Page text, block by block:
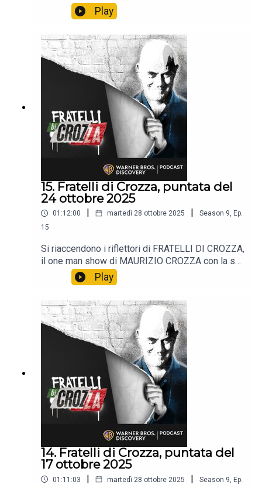
immancabile satira.📺 Non perdere i nuovi episodi
tutti i venerdì alle 21:40 solo sul Nove e in
streaming su Discovery +.
Play
15. Fratelli di Crozza, puntata del
24 ottobre 2025
01:12:00 martedì 28 ottobre 2025 Season 9, Ep.
15
Si riaccendono i riflettori di FRATELLI DI CROZZA,
il one man show di MAURIZIO CROZZA con la sua
immancabile satira.📺 Non perdere i nuovi episodi
tutti i venerdì alle 21:40 solo sul Nove e in
streaming su Discovery +.
Play
14. Fratelli di Crozza, puntata del
17 ottobre 2025
01:11:03 | martedì 28 ottobre 2025 | Season 9 Ep.